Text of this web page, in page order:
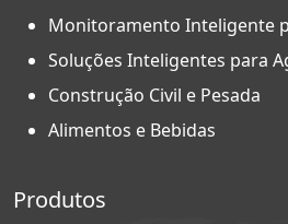
Monitoramento Inteligente
Soluções Inteligentes para
Construção Civil e Pesada
Alimentos e Bebidas
Produtos